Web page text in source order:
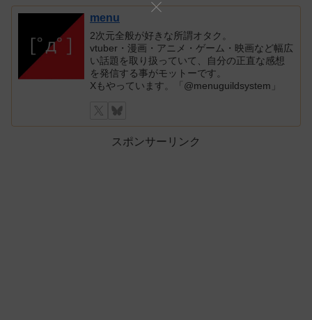
menu
2次元全般が好きな所謂オタク。
vtuber・漫画・アニメ・ゲーム・映画など幅広
い話題を取り扱っていて、自分の正直な感想
を発信する事がモットーです。
Xもやっています。「@menuguildsystem」
スポンサーリンク